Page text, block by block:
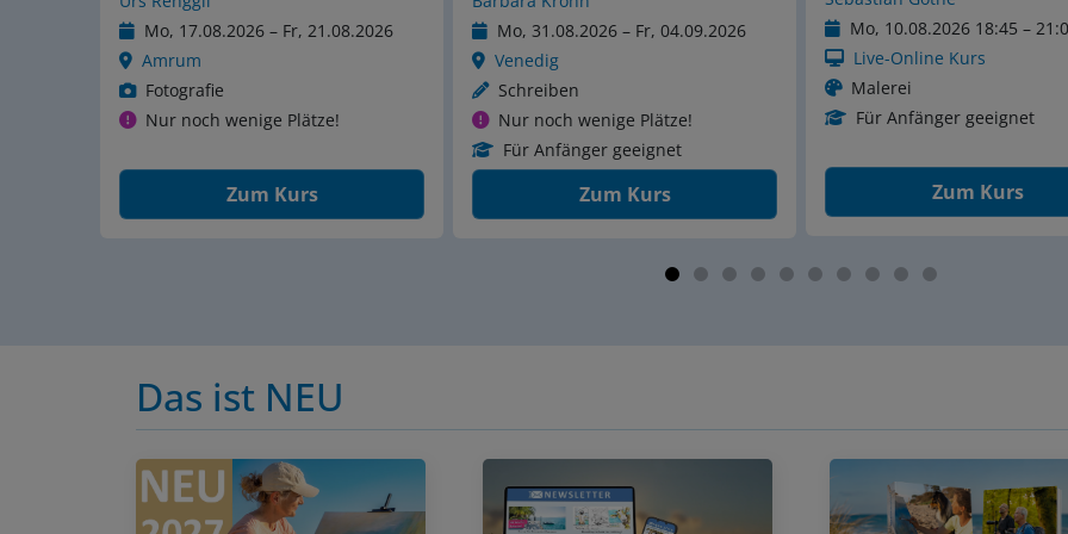
Mo, 31.08.2026 – Fr, 04.09.2026
Venedig
Schreiben
Nur noch wenige Plätze!
Zum Kurs
Mo, 10.08.2026 18:45 – 21:00
Live-Online Kurs
Malerei
Für Anfänger geeignet
Zum Kurs
So, 23.08.2026 – Sa,
Worpswede
Fotografie
Zum Kurs
Das ist NEU